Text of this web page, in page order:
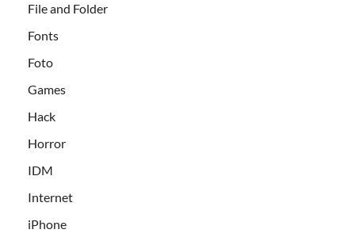
File and Folder
Fonts
Foto
Games
Hack
Horror
IDM
Internet
iPhone